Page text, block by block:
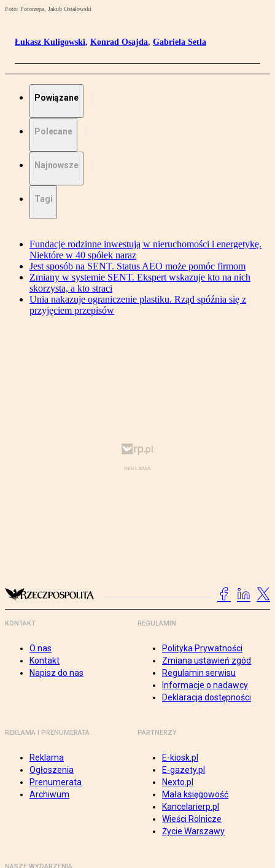
Foto: Fotorzepa, Jakub Ostałowski
Łukasz Kuligowski, Konrad Osajda, Gabriela Setla
Powiązane
Polecane
Najnowsze
Tagi
Fundacje rodzinne inwestują w nieruchomości i energetykę.
Niektóre w 40 spółek naraz
Jest sposób na SENT. Status AEO może pomóc firmom
Zmiany w systemie SENT. Ekspert wskazuje kto na nich
skorzysta, a kto straci
Unia nakazuje ograniczenie plastiku. Rząd spóźnia się z
przyjęciem przepisów
KONTAKT
O nas
Kontakt
Napisz do nas
REGULAMIN
Polityka Prywatności
Zmiana ustawień zgód
Regulamin serwisu
Informacje o nadawcy
Deklaracja dostępności
REKLAMA I PRENUMERATA
Reklama
Ogłoszenia
Prenumerata
Archiwum
PARTNERZY
E-kiosk.pl
E-gazety.pl
Nexto.pl
Mała księgowość
Kancelarierp.pl
Wieści Rolnicze
Życie Warszawy